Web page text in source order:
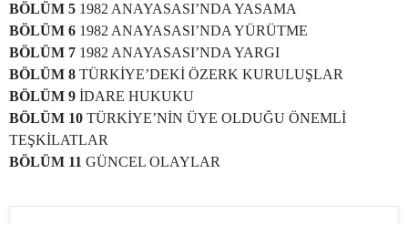
BÖLÜM 5 1982 ANAYASASI’NDA YASAMA
BÖLÜM 6 1982 ANAYASASI’NDA YÜRÜTME
BÖLÜM 7 1982 ANAYASASI’NDA YARGI
BÖLÜM 8 TÜRKİYE’DEKİ ÖZERK KURULUŞLAR
BÖLÜM 9 İDARE HUKUKU
BÖLÜM 10 TÜRKİYE’NİN ÜYE OLDUĞU ÖNEMLİ
TEŞKİLATLAR
BÖLÜM 11 GÜNCEL OLAYLAR